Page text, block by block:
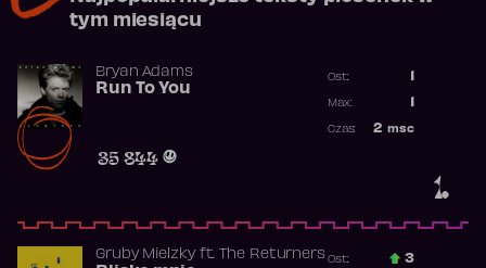
tym miesiącu
1.
Bryan Adams
Run To You
35 844
Ost.:
Max:
2 msc
Czas:
Gruby Mielzkyft. The Returners Ost.: 3